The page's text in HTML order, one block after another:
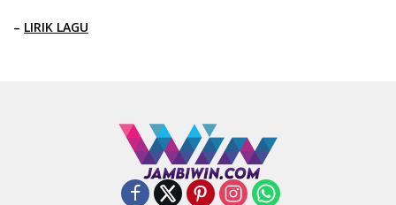
– LIRIK LAGU